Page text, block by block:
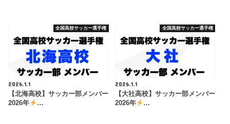
全国高校サッカー選手権
2026.1.1
【北海高校】サッカー部メンバー
2026年
…
全国高校サッカー選手権
2026.1.1
【大社高校】サッカー部メンバー
2026年
…